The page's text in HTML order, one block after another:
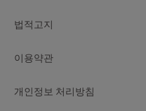
산
정
법적고지
이용약관
개인정보 처리방침